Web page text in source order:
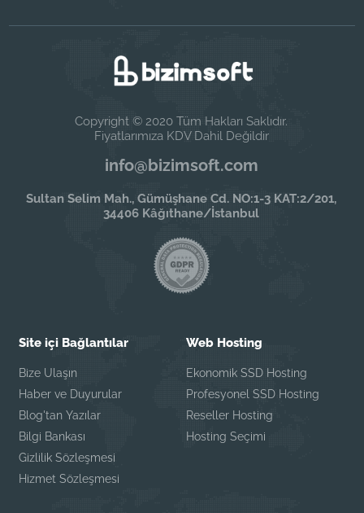
Copyright © 2020 Tüm Hakları Saklıdır.
Fiyatlarımıza KDV Dahil Değildir
info@bizimsoft.com
Sultan Selim Mah., Gümüşhane Cd. NO:1-3 KAT:2/201,
34406 Kâğıthane/İstanbul
Site içi Bağlantılar
Bize Ulaşın
Haber ve Duyurular
Blog'tan Yazılar
Bilgi Bankası
Gizlilik Sözleşmesi
Hizmet Sözleşmesi
Web Hosting
Ekonomik SSD Hosting
Profesyonel SSD Hosting
Reseller Hosting
Hosting Seçimi